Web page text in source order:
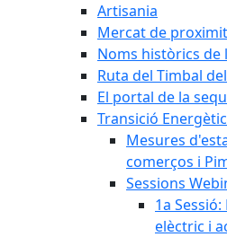
Artisania
Mercat de
Noms històrics de
Ruta del Timbal
El portal de la
Transició
Mesures
comerços i
Sessions
1a
elèctric i